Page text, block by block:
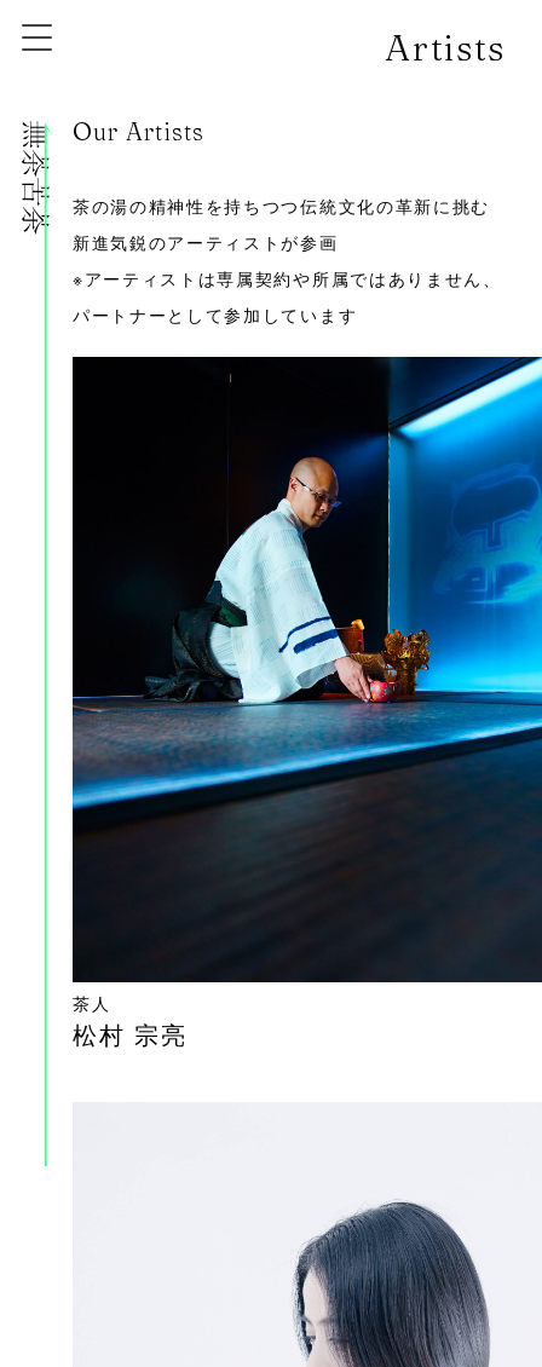
株式会社無茶苦茶
Artists
Our Artists
茶の湯の精神性を持ちつつ伝統文化の革新に挑む
新進気鋭のアーティストが参画
※アーティストは専属契約や所属ではありません、
パートナーとして参加しています
茶人
松村 宗亮